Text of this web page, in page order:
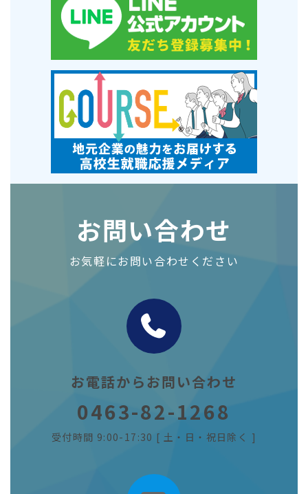
お問い合わせ
お気軽にお問い合わせください
お電話からお問い合わせ
0463-82-1268
受付時間 9:00-17:30 [ 土・日・祝日除く ]